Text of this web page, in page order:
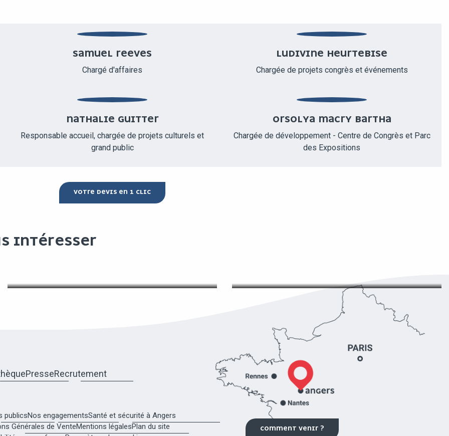
SAMUEL REEVES
Chargé d'affaires
LUDIVINE HEURTEBISE
Chargée de projets congrès et événements
NATHALIE GUITTER
Responsable accueil, chargée de projets culturels et
grand public
ORSOLYA MACRY BARTHA
Chargée de développement - Centre de Congrès et Parc
des Expositions
VOTRE DEVIS EN 1 CLIC
INTÉRESSER
PresseRecrutement
publicsNos engagementsSanté et sécurité à Angers
Générales de VenteMentions légalesPlan du site
COMMENT VENIR ?